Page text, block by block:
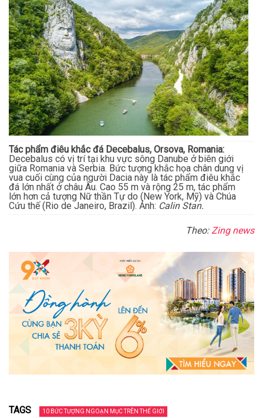
Tác phẩm điêu khắc đá Decebalus, Orsova, Romania:
Decebalus có vị trí tại khu vực sông Danube ở biên giới
giữa Romania và Serbia. Bức tượng khắc họa chân dung vị
vua cuối cùng của người Dacia này là tác phẩm điêu khắc
đá lớn nhất ở châu Âu. Cao 55 m và rộng 25 m, tác phẩm
lớn hơn cả tượng Nữ thần Tự do (New York, Mỹ) và Chúa
Cứu thế (Rio de Janeiro, Brazil). Ảnh: Calin Stan.
Theo:Zing news
TAGS 10 BỨC TƯỢNG NGOẠN MỤC TRÊN THẾ GIỚI